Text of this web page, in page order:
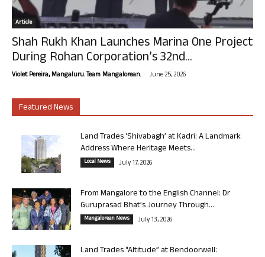
Article
Shah Rukh Khan Launches Marina One Project
During Rohan Corporation’s 32nd...
Violet Pereira, Mangaluru. Team Mangalorean. - June 25, 2026
Featured News
Land Trades ‘Shivabagh’ at Kadri: A Landmark
Address Where Heritage Meets...
Local News July 17, 2026
From Mangalore to the English Channel: Dr
Guruprasad Bhat’s Journey Through...
Mangalorean News July 13, 2026
Land Trades “Altitude” at Bendoorwell: